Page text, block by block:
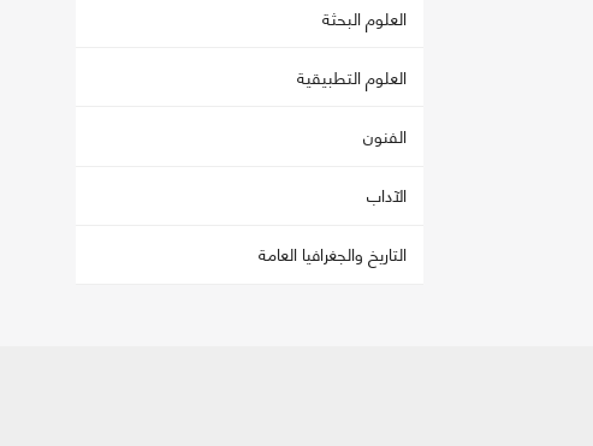
العلوم البحثة
العلوم التطبيقية
الفنون
الآداب
التاريخ والجغرافيا العامة